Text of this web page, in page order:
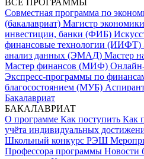
ВСЕ ПРОГРАММЫ
Совместная программа по
(бакалавриат) Магистр
инвестиции, банки (ФИБ)
финансовые технологии (ИИФТ)
анализ данных (ЭМАД) Мастер
Мастер финансов (МИФ)
Экспресс-программы по
благосостоянием (МУБ)
Бакалавриат
БАКАЛАВРИАТ
О программе Как поступить Как
учёта индивидуальных
Школьный конкурс РЭШ
Профессора программы Новости